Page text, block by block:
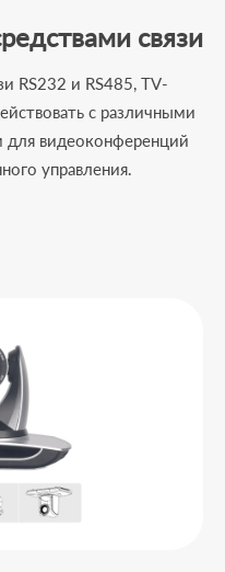
связи
RS232 и RS485, TV-
с различными
для видеоконференций
управления.